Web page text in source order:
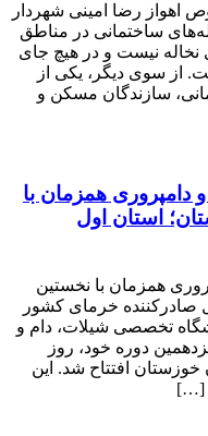
رضا امینی شهردار
ساختمانی در مناطق
نیست و در هیچ جای
از سوی دیگر، یکی از
سازندگان مسکن و
دامپروری همزمان با
استان اول
همزمان با نخستین
صادرکننده خرمای کشور
تخصصی شیلات، دام و
دوره خود، روز
در استان خوزستان افتتاح شد. این
[…]